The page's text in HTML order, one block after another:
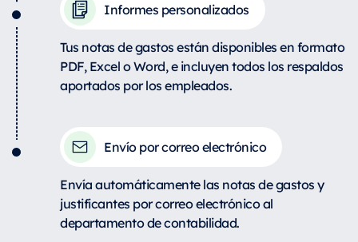
Informes personalizados
Tus notas de gastos están disponibles en formato
PDF, Excel o Word, e incluyen todos los respaldos
aportados por los empleados.
Envío por correo electrónico
Envía automáticamente las notas de gastos y
justificantes por correo electrónico al
departamento de contabilidad.